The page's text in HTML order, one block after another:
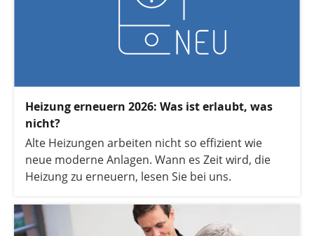
Heizung erneuern 2026: Was ist erlaubt, was
nicht?
Alte Heizungen arbeiten nicht so effizient wie
neue moderne Anlagen. Wann es Zeit wird, die
Heizung zu erneuern, lesen Sie bei uns.